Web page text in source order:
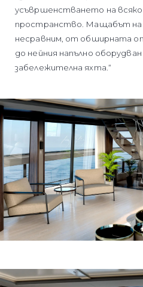
усъвршенстването на
пространство. Мащабът на
несравним, от обширната
до нейния напълно
забележителна яхта.“